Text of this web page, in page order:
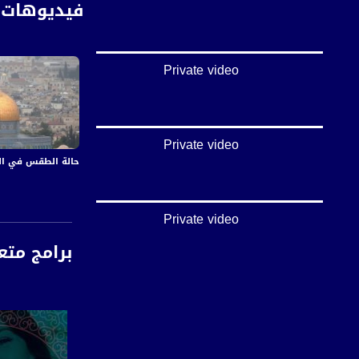
حالة الطقس في البلاد 09-12-2019 عبر قناة
برامج
Private video
Private video
Private video